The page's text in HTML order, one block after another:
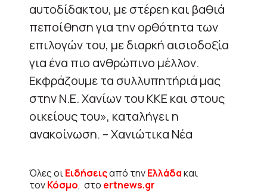
αυτοδίδακτου, με στέρεη και βαθιά
πεποίθηση για την ορθότητα των
επιλογών του, με διαρκή αισιοδοξία
για ένα πιο ανθρώπινο μέλλον.
Εκφράζουμε τα συλλυπητήριά μας
στην Ν.Ε. Χανίων του ΚΚΕ και στους
οικείους του», καταλήγει η
ανακοίνωση. – Χανιώτικα Νέα
Όλες οιΕιδήσειςαπό τηνΕλλάδακαι
τονΚόσμο, στο ertnews.gr